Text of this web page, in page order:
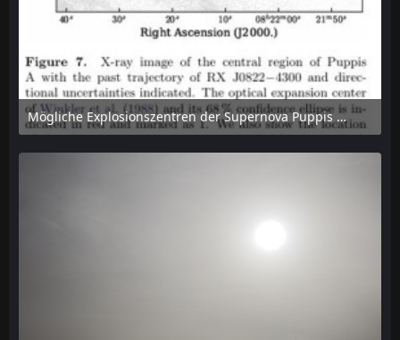
Mögliche Explosionszentren der Supernova Puppis A mit Trajektorie des Neutronensternes RX J0822−4300
2. Juni 2026 um 15:27